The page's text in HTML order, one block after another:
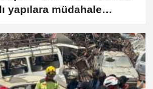
yapılara müdahale